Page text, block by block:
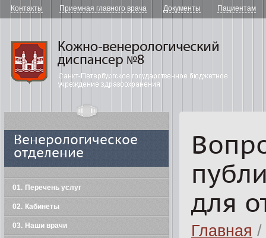
для
Главная /
Венерологическое
отделение
01 Перечень услуг
02 Кабинеты
03 Наши врачи
Контакты Приемная главного врача Документы Пациентам